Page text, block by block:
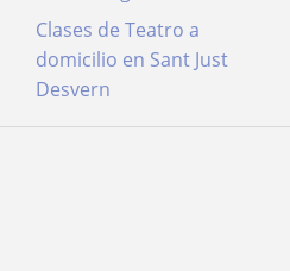
Clases de Teatro a
domicilio en Sant Just
Desvern